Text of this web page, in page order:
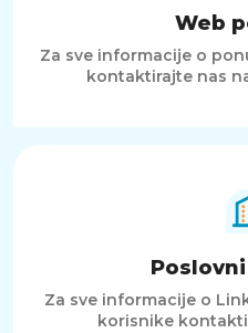
Web
Za sve informacije o
kontaktirajte nas
Za sve informacije o
korisnike